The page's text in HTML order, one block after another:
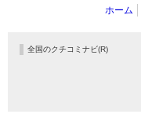
ホーム
全国のクチコミナビ(R)